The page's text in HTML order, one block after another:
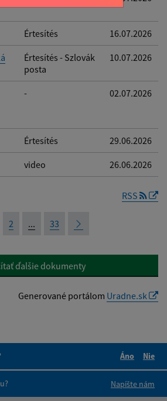
Értesítés 16.07.2026
Értesítés - Szlovák
posta
10.07.2026
- 02.07.2026
Értesítés 29.06.2026
video 26.06.2026
RSS
2 ... 33
ďalšie dokumenty
Generované portálom Uradne.sk
Áno
Nie
Napíšte nám